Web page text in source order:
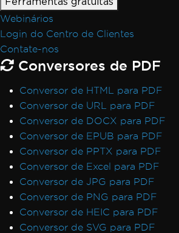
Webinários
Login do Centro de Clientes
Contate-nos
Conversores de PDF
Conversor de HTML para PDF
Conversor de URL para PDF
Conversor de DOCX para PDF
Conversor de EPUB para PDF
Conversor de PPTX para PDF
Conversor de Excel para PDF
Conversor de JPG para PDF
Conversor de PNG para PDF
Conversor de HEIC para PDF
Conversor de SVG para PDF